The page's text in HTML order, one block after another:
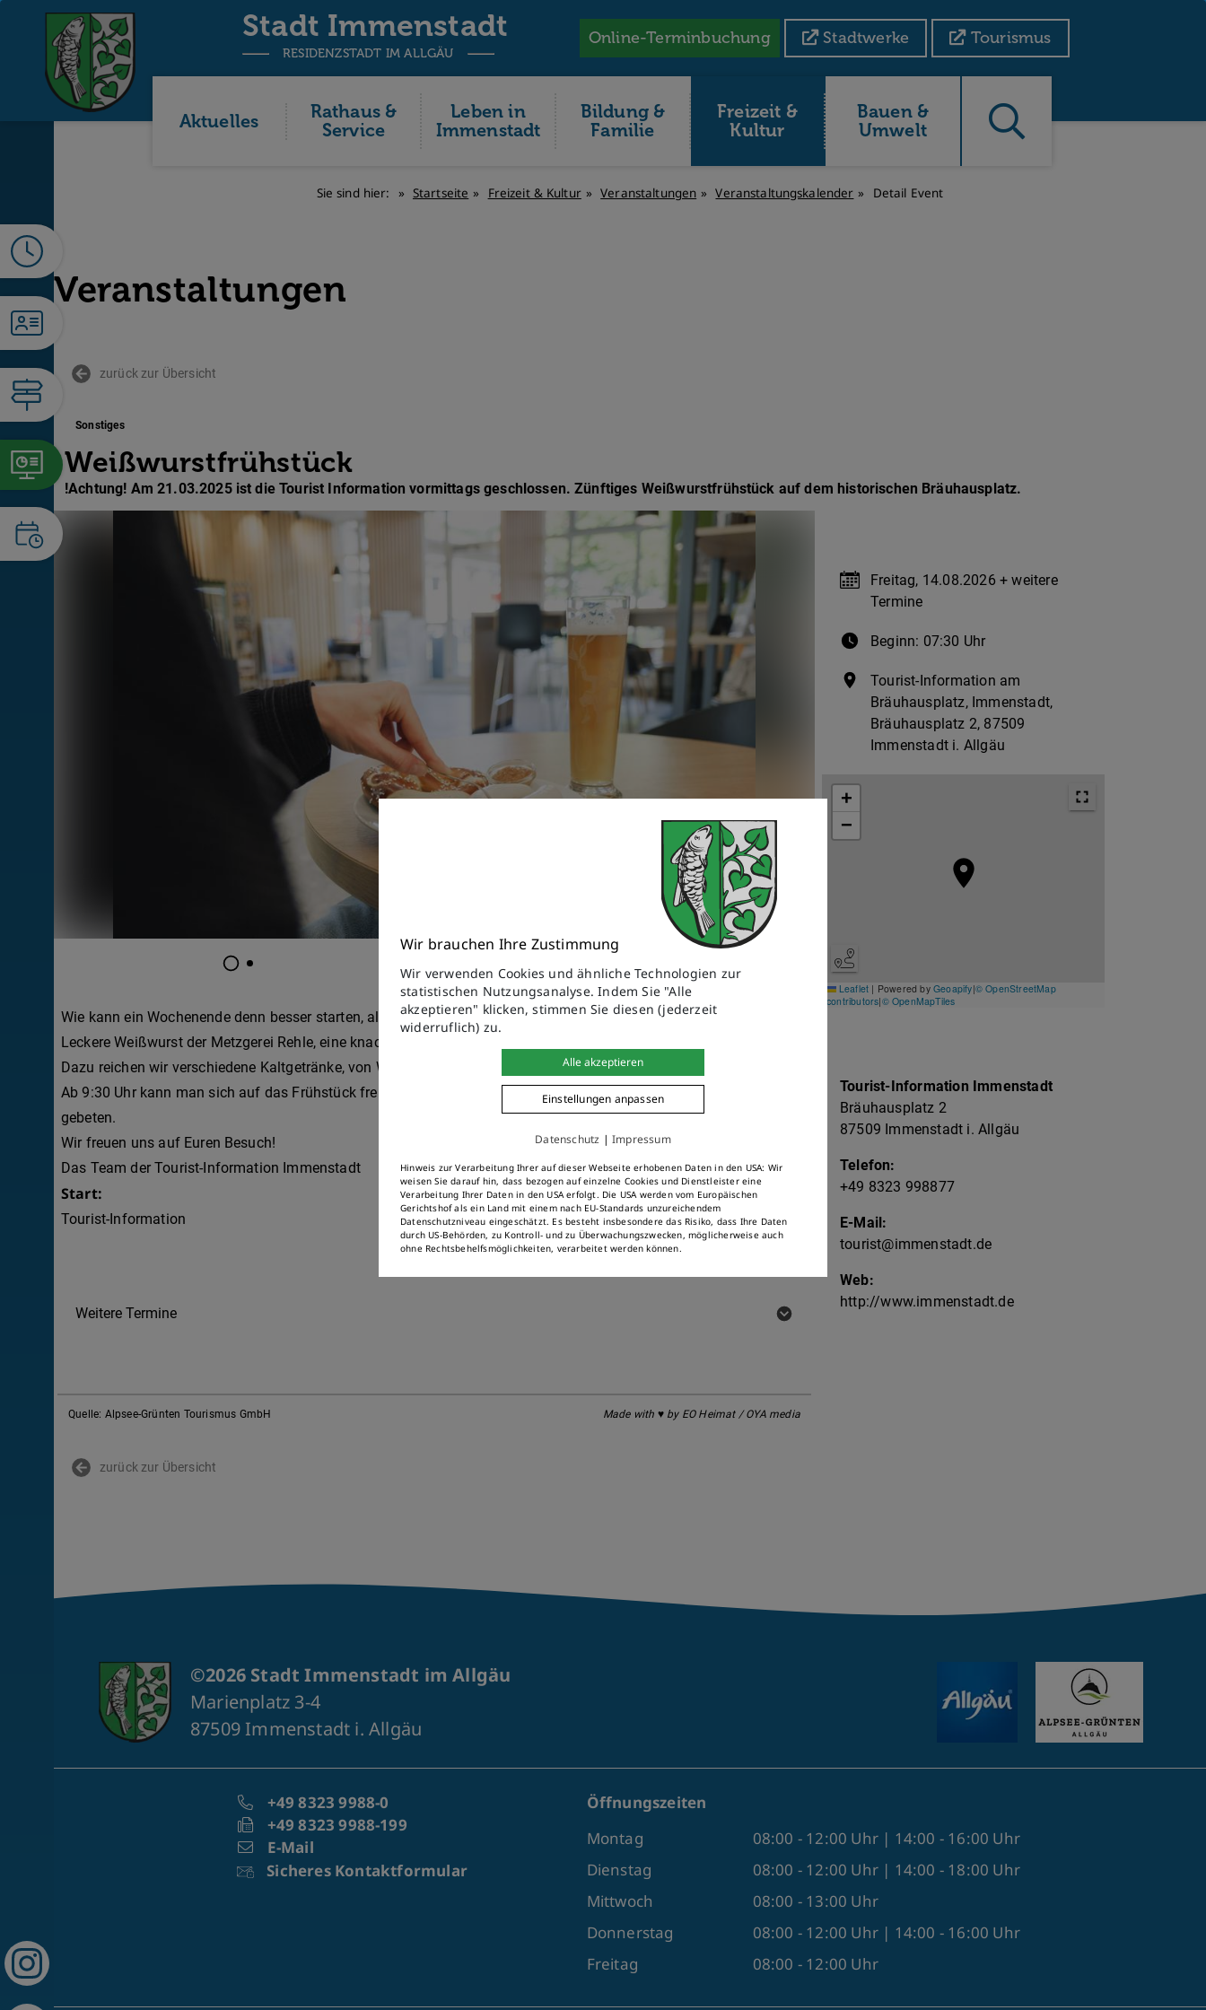
Aktuelles
Rathaus &
Service
Leben in
Immenstadt
Bildung &
Familie
Freizeit &
Kultur
Bauen &
Umwelt
Stadt Immenstadt
RESIDENZSTADT IM ALLGÄU
Online-Terminbuchung Stadtwerke Tourismus
Sie sind hier: Startseite Freizeit & Kultur Veranstaltungen Veranstaltungskalender Detail Event
Veranstaltungen
zurück zur Übersicht
Sonstiges
Weißwurstfrühstück
!Achtung! Am 21.03.2025 ist die Tourist Information vormittags geschlossen. Zünftiges Weißwurstfrühstück auf dem historischen Bräuhausplatz.
Wie kann ein Wochenende denn besser starten, als mit einem zünftigen Weißwurstfrühstück?
Leckere Weißwurst der Metzgerei Rehle, eine knackige Breze und passend dazu süßer Senf - was will man mehr?
Dazu reichen wir verschiedene Kaltgetränke, von Weizen bis Apfelschorle.
Ab 9:30 Uhr kann man sich auf das Frühstück freuen. Ab einer Gruppe von fünf Personen wird um Anmeldung
gebeten.
Wir freuen uns auf Euren Besuch!
Das Team der Tourist-Information Immenstadt
Start:
Tourist-Information
Weitere Termine
Quelle: Alpsee-Grünten Tourismus GmbH Made with ♥ by EO Heimat / OYA media
Freitag, 14.08.2026 + weitere
Termine
Beginn: 07:30 Uhr
Tourist-Information am
Bräuhausplatz, Immenstadt,
Bräuhausplatz 2, 87509
Immenstadt i. Allgäu
+
−
Leaflet | Powered by Geoapify|© OpenStreetMap
contributors|© OpenMapTiles
Tourist-Information Immenstadt
Bräuhausplatz 2
87509 Immenstadt i. Allgäu
Telefon:
+49 8323 998877
E-Mail:
tourist@immenstadt.de
Web:
http://www.immenstadt.de
zurück zur Übersicht
©2026 Stadt Immenstadt im Allgäu
Marienplatz 3-4
87509 Immenstadt i. Allgäu
+49 8323 9988-0
+49 8323 9988-199
E-Mail
Sicheres Kontaktformular
Öffnungszeiten
Montag
08:00 - 12:00 Uhr | 14:00 - 16:00 Uhr
Dienstag
08:00 - 12:00 Uhr | 14:00 - 18:00 Uhr
Mittwoch
08:00 - 13:00 Uhr
Donnerstag
08:00 - 12:00 Uhr | 14:00 - 16:00 Uhr
Freitag
08:00 - 12:00 Uhr
Wir brauchen Ihre Zustimmung
Wir verwenden Cookies und ähnliche Technologien zur
statistischen Nutzungsanalyse. Indem Sie "Alle
akzeptieren" klicken, stimmen Sie diesen (jederzeit
widerruflich) zu.
Alle akzeptieren
Einstellungen anpassen
Datenschutz | Impressum
Hinweis zur Verarbeitung Ihrer auf dieser Webseite erhobenen Daten in den USA: Wir
weisen Sie darauf hin, dass bezogen auf einzelne Cookies und Dienstleister eine
Verarbeitung Ihrer Daten in den USA erfolgt. Die USA werden vom Europäischen
Gerichtshof als ein Land mit einem nach EU-Standards unzureichendem
Datenschutzniveau eingeschätzt. Es besteht insbesondere das Risiko, dass Ihre Daten
durch US-Behörden, zu Kontroll- und zu Überwachungszwecken, möglicherweise auch
ohne Rechtsbehelfsmöglichkeiten, verarbeitet werden können.